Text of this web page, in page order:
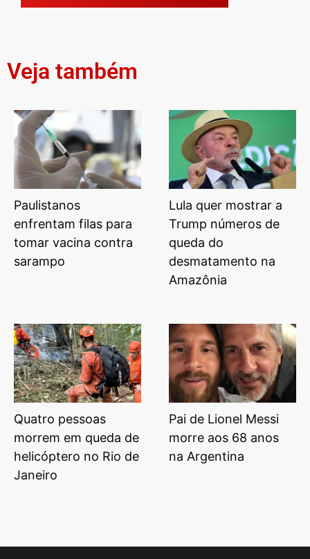
Veja também
Paulistanos
enfrentam filas para
tomar vacina contra
sarampo
Lula quer mostrar a
Trump números de
queda do
desmatamento na
Amazônia
Quatro pessoas
morrem em queda de
helicóptero no Rio de
Janeiro
Pai de Lionel Messi
morre aos 68 anos
na Argentina